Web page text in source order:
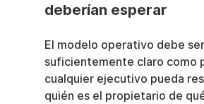
deberían esperar
El modelo operativo debe
suficientemente claro como
cualquier ejecutivo pueda
quién es el propietario de